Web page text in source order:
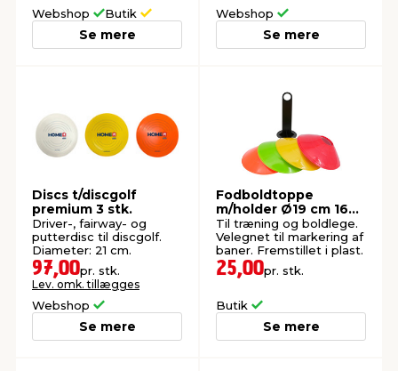
Webshop Butik
Se mere
Webshop
Se mere
Discs t/discgolf
premium 3 stk.
Driver-, fairway- og
putterdisc til discgolf.
Diameter: 21 cm.
97,00pr. stk.
Lev. omk. tillægges
Webshop
Se mere
Fodboldtoppe
m/holder Ø19 cm 16
stk.
Til træning og boldlege.
Velegnet til markering af
baner. Fremstillet i plast.
25,00pr. stk.
Butik
Se mere